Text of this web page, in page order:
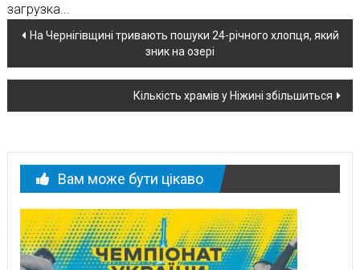
загрузка...
Навігація
по
На Чернігівщині тривають пошуки 24-річного хлопця, який
зник на озері
Кількість храмів у Ніжині збільшиться
Вам може бути цікаво